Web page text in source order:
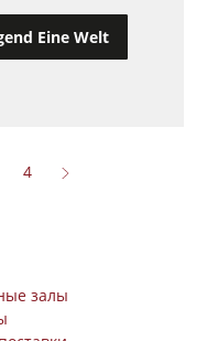
Eine Welt
4
залы